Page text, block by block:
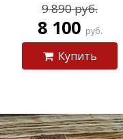
9 890 руб.
8 100 руб.
Купить